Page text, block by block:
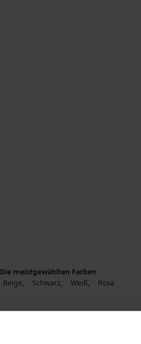
Die meistgewählten Farben
Beige
Schwarz Weiß Rosa